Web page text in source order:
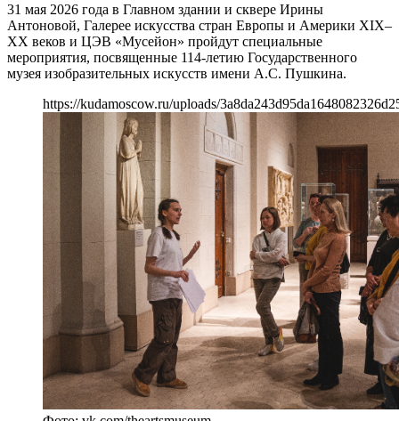
31 мая 2026 года в Главном здании и сквере Ирины
Антоновой, Галерее искусства стран Европы и Америки XIX–
XX веков и ЦЭВ «Мусейон» пройдут специальные
мероприятия, посвященные 114-летию Государственного
музея изобразительных искусств имени А.С. Пушкина.
https://kudamoscow.ru/uploads/